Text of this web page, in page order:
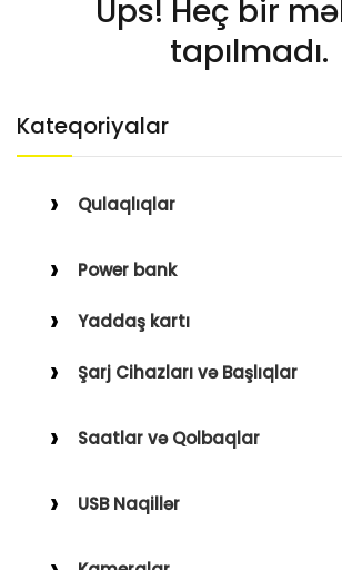
Kateqoriyalar
Qulaqlıqlar
Qulaqüstü
Power bank
Yaddaş kartı
Şarj Cihazları və Başlıqlar
Saatlar və Qolbaqlar
Saat Qolbaqları
USB Naqillər
Ups! Heç bir
tapılmadı.